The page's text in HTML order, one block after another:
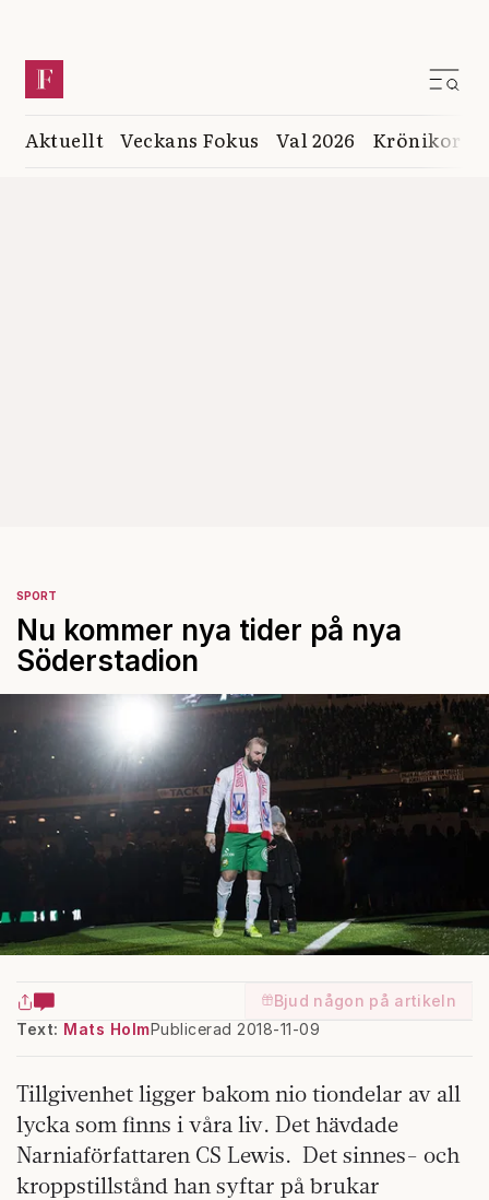
Aktuellt Veckans Fokus Val 2026 Krönikor
SPORT
Nu kommer nya tider på nya
Söderstadion
Bjud någon på artikeln
Text: Mats HolmPublicerad 2018-11-09
Tillgivenhet ligger bakom nio tiondelar av all
lycka som finns i våra liv. Det hävdade
Narniaförfattaren CS Lewis. Det sinnes- och
kroppstillstånd han syftar på brukar